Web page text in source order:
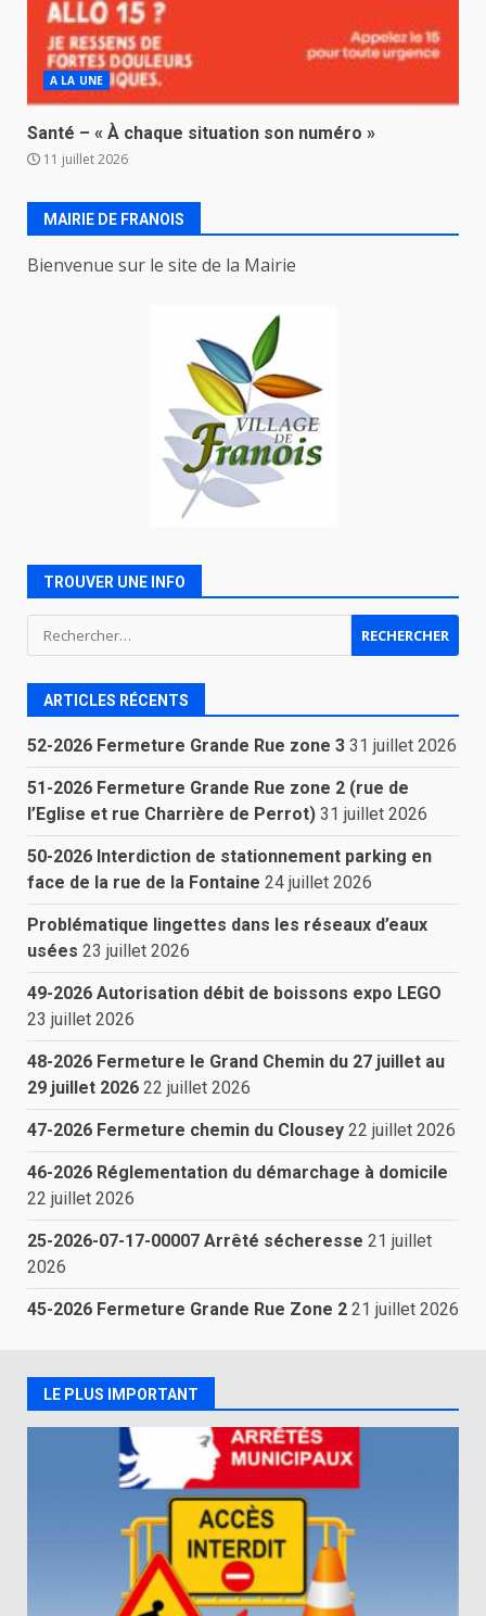
A LA UNE
Santé – « À chaque situation son numéro »
11 juillet 2026
MAIRIE DE FRANOIS
Bienvenue sur le site de la Mairie
TROUVER UNE INFO
Rechercher :
ARTICLES RÉCENTS
52-2026 Fermeture Grande Rue zone 3 31 juillet 2026
51-2026 Fermeture Grande Rue zone 2 (rue de
l’Eglise et rue Charrière de Perrot) 31 juillet 2026
50-2026 Interdiction de stationnement parking en
face de la rue de la Fontaine 24 juillet 2026
Problématique lingettes dans les réseaux d’eaux
usées 23 juillet 2026
49-2026 Autorisation débit de boissons expo LEGO
23 juillet 2026
48-2026 Fermeture le Grand Chemin du 27 juillet au
29 juillet 2026 22 juillet 2026
47-2026 Fermeture chemin du Clousey 22 juillet 2026
46-2026 Réglementation du démarchage à domicile
22 juillet 2026
25-2026-07-17-00007 Arrêté sécheresse 21 juillet
2026
45-2026 Fermeture Grande Rue Zone 2 21 juillet 2026
LE PLUS IMPORTANT